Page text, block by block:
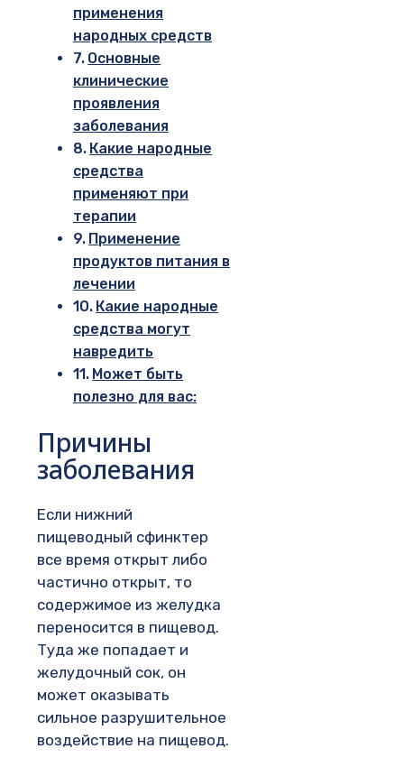
применения
народных средств
Основные
клинические
проявления
заболевания
Какие народные
средства
применяют при
терапии
Применение
продуктов питания в
лечении
Какие народные
средства могут
навредить
Может быть
полезно для вас:
Причины
заболевания
Если нижний
пищеводный сфинктер
все время открыт либо
частично открыт, то
содержимое из желудка
переносится в пищевод.
Туда же попадает и
желудочный сок, он
может оказывать
сильное разрушительное
воздействие на пищевод.